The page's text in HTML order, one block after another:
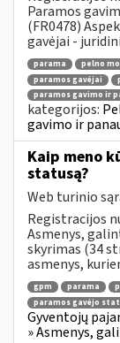
Paramos
(FR0478)
gavėjai -
parama pelno
paramos gavėjai
paramos gavimo ir
kategorijos:
gavimo ir
Kaip meno
statusą?
Web turinio
Registracijos
Asmenys,
skyrimas (34
asmenys,
gpm parama
paramos gavėjo
Gyventojų
» Asmenys,